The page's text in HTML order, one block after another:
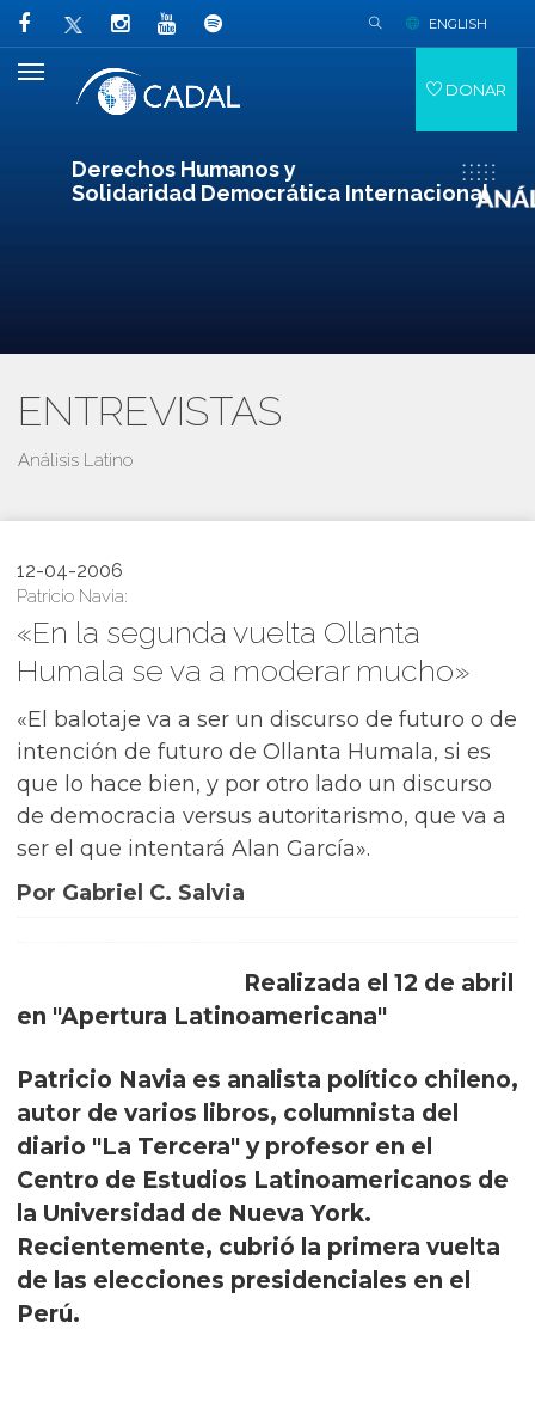
Derechos Humanos y
Solidaridad Democrática Internacional
ENGLISH
DONAR
ENTREVISTAS
Análisis Latino
12-04-2006
Patricio Navia:
«En la segunda vuelta Ollanta
Humala se va a moderar mucho»
«El balotaje va a ser un discurso de futuro o de
intención de futuro de Ollanta Humala, si es
que lo hace bien, y por otro lado un discurso
de democracia versus autoritarismo, que va a
ser el que intentará Alan García».
Por Gabriel C. Salvia
Realizada el 12 de abril
en "Apertura Latinoamericana"
Patricio Navia es analista político chileno,
autor de varios libros, columnista del
diario "La Tercera" y profesor en el
Centro de Estudios Latinoamericanos de
la Universidad de Nueva York.
Recientemente, cubrió la primera vuelta
de las elecciones presidenciales en el
Perú.